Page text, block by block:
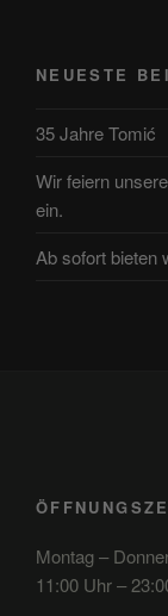
NEUESTE
35 Jahre Tomić
Wir feiern
ein.
Ab sofort bieten
Montag –
11:00 Uhr –